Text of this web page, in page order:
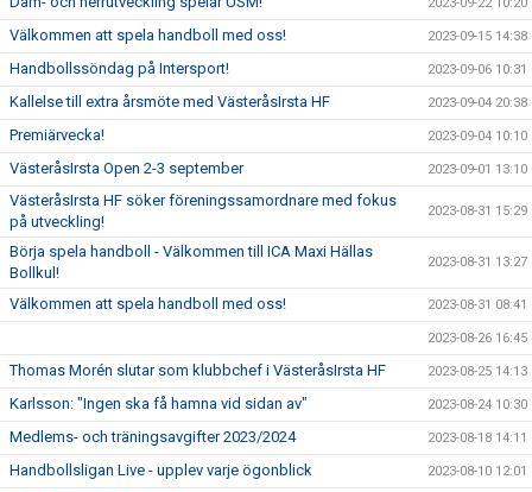
Välkommen att spela handboll med oss! 2023-09-15 14:38
Handbollssöndag på Intersport! 2023-09-06 10:31
Kallelse till extra årsmöte med VästeråsIrsta HF 2023-09-04 20:38
Premiärvecka! 2023-09-04 10:10
VästeråsIrsta Open 2-3 september 2023-09-01 13:10
VästeråsIrsta HF söker föreningssamordnare med fokus
på utveckling!
2023-08-31 15:29
Börja spela handboll - Välkommen till ICA Maxi Hällas
Bollkul!
2023-08-31 13:27
Välkommen att spela handboll med oss! 2023-08-31 08:41
2023-08-26 16:45
Thomas Morén slutar som klubbchef i VästeråsIrsta HF 2023-08-25 14:13
Karlsson: "Ingen ska få hamna vid sidan av" 2023-08-24 10:30
Medlems- och träningsavgifter 2023/2024 2023-08-18 14:11
Handbollsligan Live - upplev varje ögonblick 2023-08-10 12:01